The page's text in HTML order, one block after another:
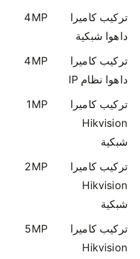
تركيب كاميرا
داهوا شبكية
4MP
تركيب كاميرا
داهوا نظام IP
4MP
تركيب كاميرا
Hikvision
شبكية
1MP
تركيب كاميرا
Hikvision
شبكية
2MP
تركيب كاميرا
Hikvision
5MP